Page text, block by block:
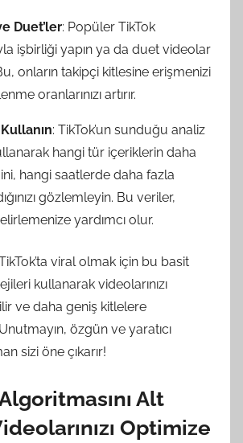
Duet’ler: Popüler TikTok
işbirliği yapın ya da duet videolar
onların takipçi kitlesine erişmenizi
oranlarınızı artırır.
: TikTok’un sunduğu analiz
hangi tür içeriklerin daha
hangi saatlerde daha fazla
gözlemleyin. Bu veriler,
yardımcı olur.
viral olmak için bu basit
kullanarak videolarınızı
ve daha geniş kitlelere
özgün ve yaratıcı
sizi öne çıkarır!
Alt
Optimize